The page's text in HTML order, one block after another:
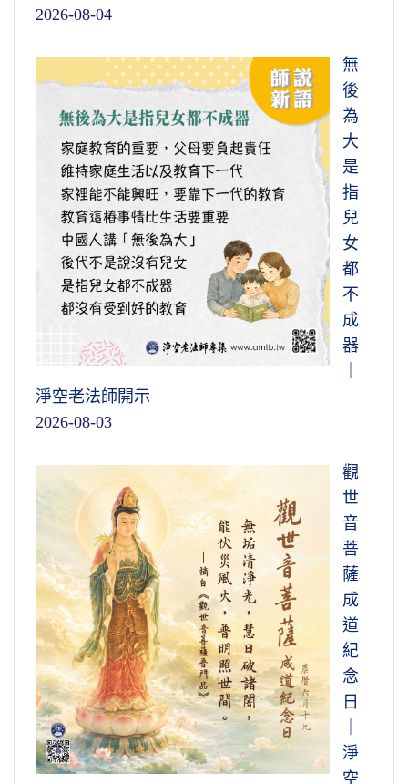
2026-08-04
無
後
為
大
是
指
兒
女
都
不
成
器
淨空老法師開示
2026-08-03
觀
世
音
菩
薩
成
道
紀
念
日
淨
空